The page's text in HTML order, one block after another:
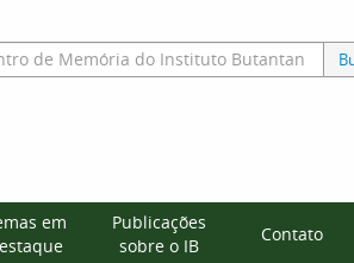
em
Publicações
sobre o IB
Contato